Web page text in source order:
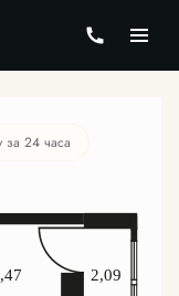
Цена по запросу
за 24 часа